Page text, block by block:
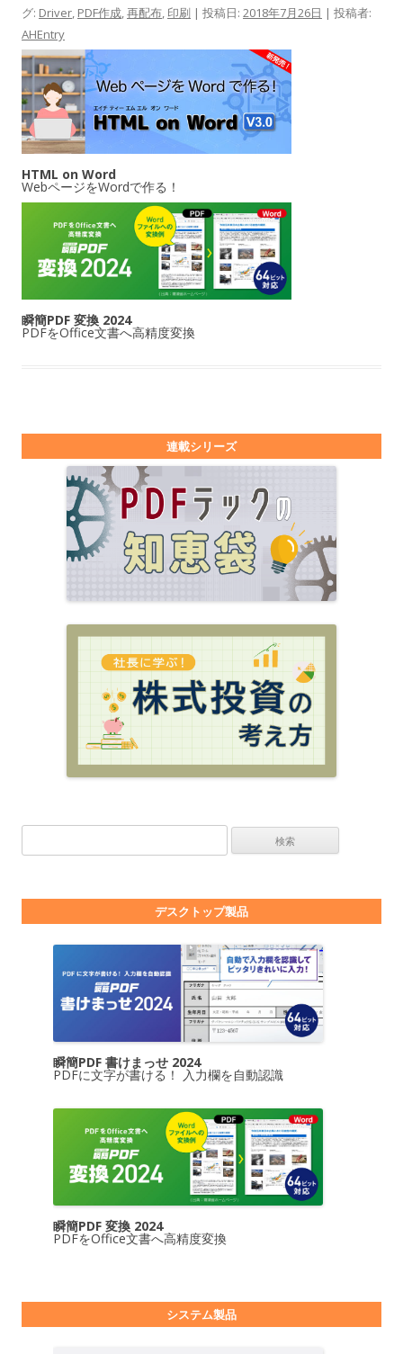
グ: Driver, PDF作成,再配布, 印刷 | 投稿日: 2018年7月26日 | 投稿者:
AHEntry
HTML on Word
WebページをWordで作る！
瞬簡PDF 変換 2024
PDFをOffice文書へ高精度変換
連載シリーズ
デスクトップ製品
瞬簡PDF 書けまっせ 2024
PDFに文字が書ける！ 入力欄を自動認識
瞬簡PDF 変換 2024
PDFをOffice文書へ高精度変換
システム製品